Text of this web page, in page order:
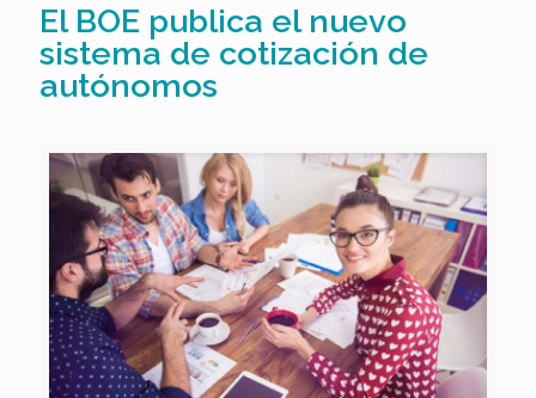
El BOE publica el nuevo
sistema de cotización de
autónomos